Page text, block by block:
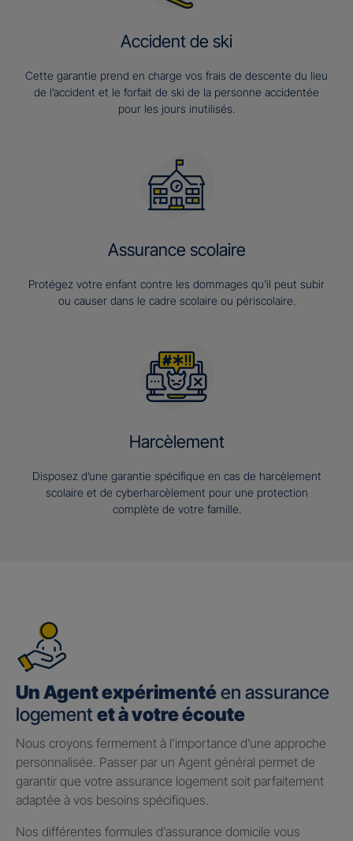
Accident de ski
Cette garantie prend en charge vos frais de descente du lieu
de l’accident et le forfait de ski de la personne accidentée
pour les jours inutilisés.
Assurance scolaire
Protégez votre enfant contre les dommages qu’il peut subir
ou causer dans le cadre scolaire ou périscolaire.
Harcèlement
Disposez d’une garantie spécifique en cas de harcèlement
scolaire et de cyberharcèlement pour une protection
complète de votre famille.
Un Agent expérimentéen assurance
logement et à votre écoute
Nous croyons fermement à l’importance d’une approche
personnalisée. Passer par un Agent général permet de
garantir que votre assurance logement soit parfaitement
adaptée à vos besoins spécifiques.
Nos différentes formules d’assurance domicile vous